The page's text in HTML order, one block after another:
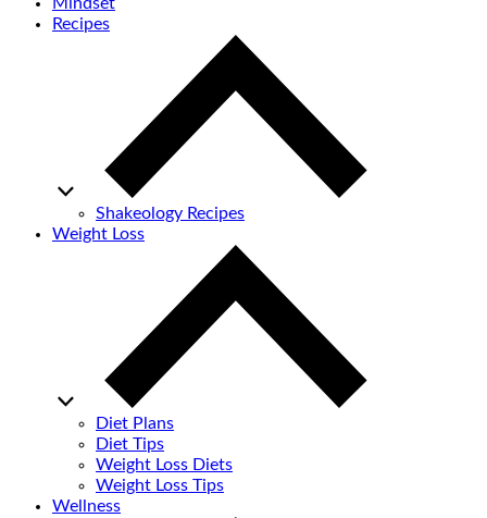
Mindset
Recipes
Shakeology Recipes
Weight Loss
Diet Plans
Diet Tips
Weight Loss Diets
Weight Loss Tips
Wellness